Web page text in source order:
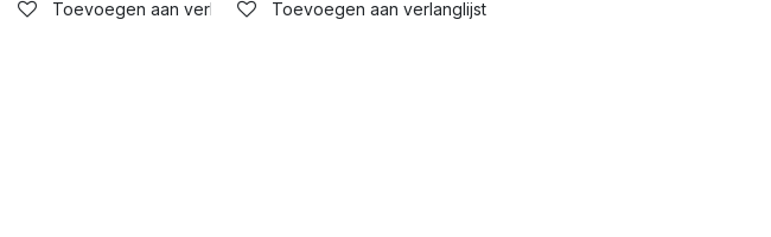
Toevoegen aan verlanglijst Toevoegen aan verlanglijst